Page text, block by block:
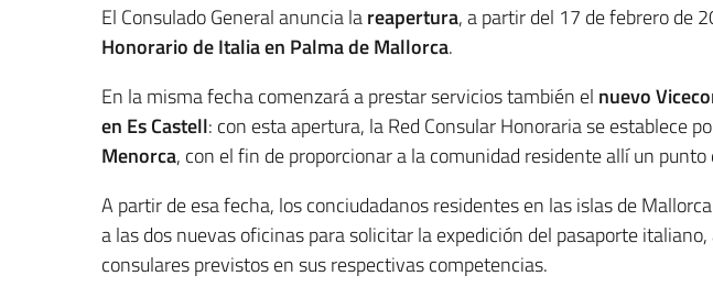
El Consulado General anuncia lareapertura, a partir del 17 de febrero de
Honorario de Italia en Palma de Mallorca.
En la misma fecha comenzará a prestar servicios también el nuevo
en Es Castell: con esta apertura, la Red Consular Honoraria se establece
Menorca, con el fin de proporcionar a la comunidad residente allí un
A partir de esa fecha, los conciudadanos residentes en las islas de
a las dos nuevas oficinas para solicitar la expedición del pasaporte
consulares previstos en sus respectivas competencias.